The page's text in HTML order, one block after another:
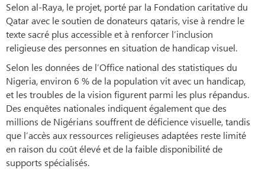
Selon al-Raya, le projet, porté par la Fondation caritative du
Qatar avec le soutien de donateurs qataris, vise à rendre le
texte sacré plus accessible et à renforcer l’inclusion
religieuse des personnes en situation de handicap visuel.
Selon les données de l’Office national des statistiques du
Nigeria, environ 6 % de la population vit avec un handicap,
et les troubles de la vision figurent parmi les plus répandus.
Des enquêtes nationales indiquent également que des
millions de Nigérians souffrent de déficience visuelle, tandis
que l’accès aux ressources religieuses adaptées reste limité
en raison du coût élevé et de la faible disponibilité de
supports spécialisés.